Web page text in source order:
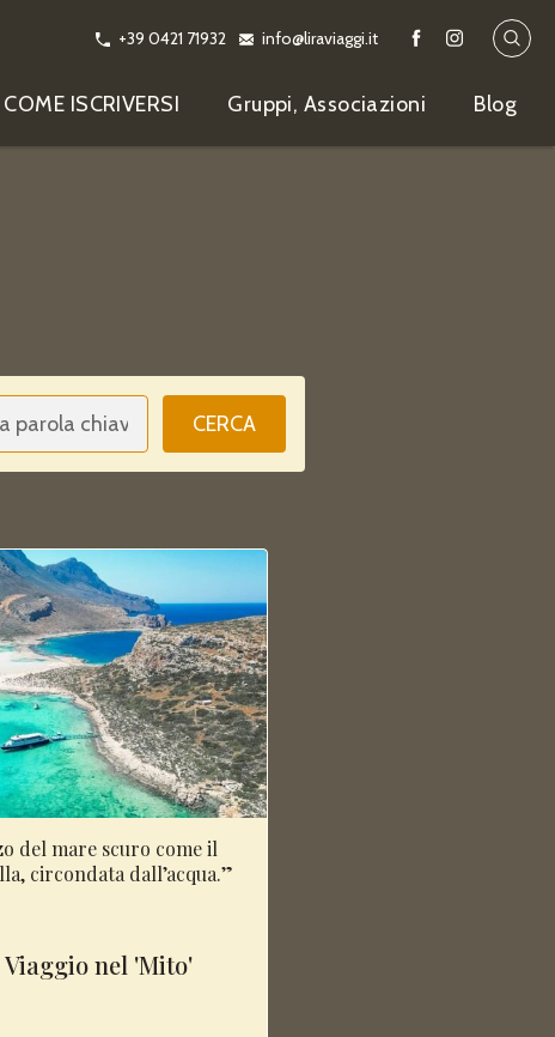
+39 0421 71932 info@liraviaggi.it
COME ISCRIVERSI Gruppi, Associazioni Blog
del mare scuro come il
circondata dall’acqua.”
Viaggio nel 'Mito'